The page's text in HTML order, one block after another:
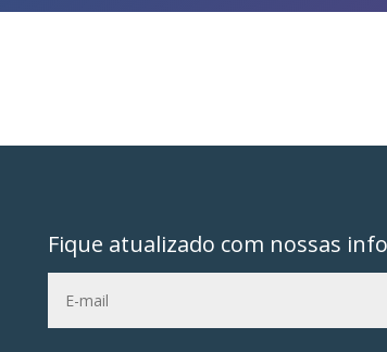
Fique atualizado com nossas